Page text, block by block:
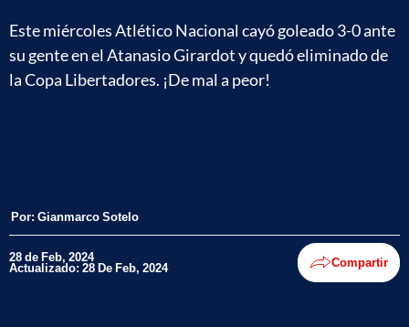
Este miércoles Atlético Nacional cayó goleado 3-0 ante
su gente en el Atanasio Girardot y quedó eliminado de
la Copa Libertadores. ¡De mal a peor!
Por: Gianmarco Sotelo
28 de Feb, 2024
Actualizado: 28 De Feb, 2024 Compartir